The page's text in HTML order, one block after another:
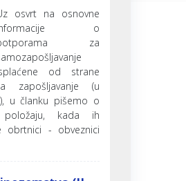
osvrt na osnovne
o
za
od strane
zapošljavanje (u
u članku pišemo o
položaju, kada ih
obrtnici - obveznici